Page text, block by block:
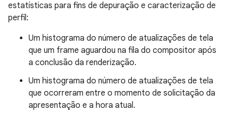
estatísticas para fins de depuração e caracterização de
perfil:
Um histograma do número de atualizações de tela
que um frame aguardou na fila do compositor após
a conclusão da renderização.
Um histograma do número de atualizações de tela
que ocorreram entre o momento de solicitação da
apresentação e a hora atual.